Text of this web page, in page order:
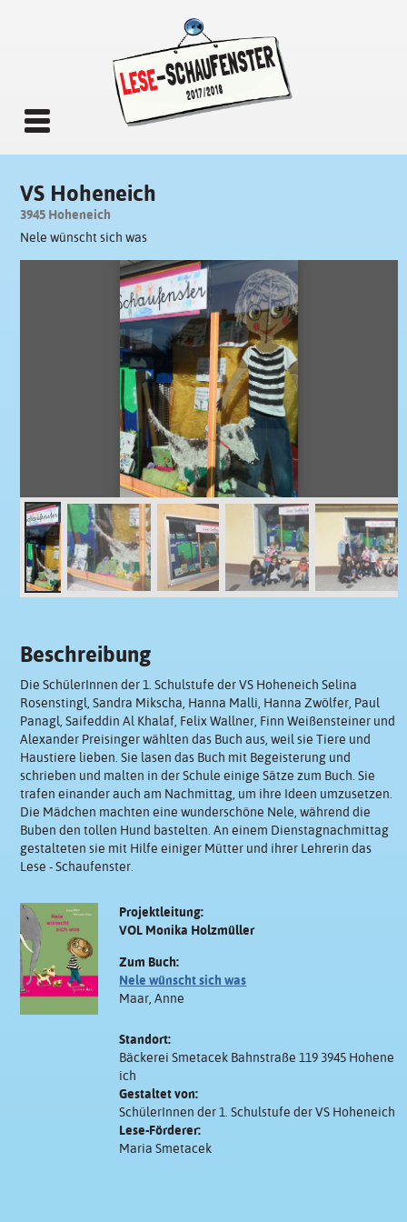
VS Hoheneich
3945 Hoheneich
Nele wünscht sich was
Beschreibung
Die SchülerInnen der 1. Schulstufe der VS Hoheneich Selina
Rosenstingl, Sandra Mikscha, Hanna Malli, Hanna Zwölfer, Paul
Panagl, Saifeddin Al Khalaf, Felix Wallner, Finn Weißensteiner und
Alexander Preisinger wählten das Buch aus, weil sie Tiere und
Haustiere lieben. Sie lasen das Buch mit Begeisterung und
schrieben und malten in der Schule einige Sätze zum Buch. Sie
trafen einander auch am Nachmittag, um ihre Ideen umzusetzen.
Die Mädchen machten eine wunderschöne Nele, während die
Buben den tollen Hund bastelten. An einem Dienstagnachmittag
gestalteten sie mit Hilfe einiger Mütter und ihrer Lehrerin das
Lese - Schaufenster.
Projektleitung:
VOL Monika Holzmüller
Zum Buch:
Nele wünscht sich was
Maar, Anne
Standort:
Bäckerei Smetacek Bahnstraße 119 3945 Hohene
ich
Gestaltet von:
SchülerInnen der 1. Schulstufe der VS Hoheneich
Lese-Förderer:
Maria Smetacek